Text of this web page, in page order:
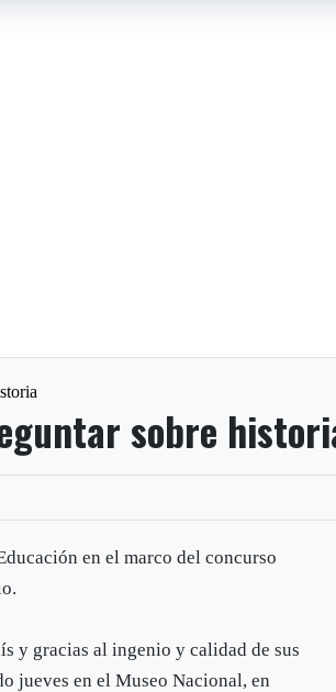
sobre
en el marco del concurso
y gracias al ingenio y calidad de sus
jueves en el Museo Nacional, en